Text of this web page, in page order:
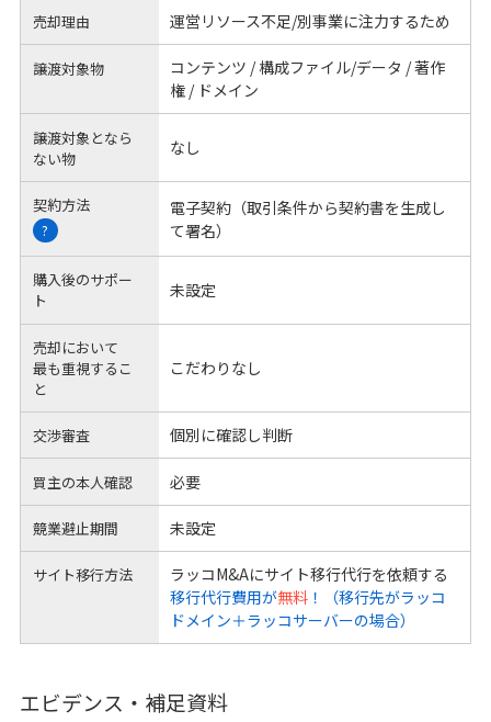
売却理由 運営リソース不足/別事業に注力するため
譲渡対象物
コンテンツ / 構成ファイル/データ / 著作
権 / ドメイン
譲渡対象となら
ない物
なし
契約方法
?
電子契約（取引条件から契約書を生成し
て署名）
購入後のサポー
ト
未設定
売却において
最も重視するこ
と
こだわりなし
交渉審査 個別に確認し判断
買主の本人確認 必要
競業避止期間 未設定
サイト移行方法
ラッコM&Aにサイト移行代行を依頼する
移行代行費用が無料！（移行先がラッコ
ドメイン＋ラッコサーバーの場合）
エビデンス・補足資料